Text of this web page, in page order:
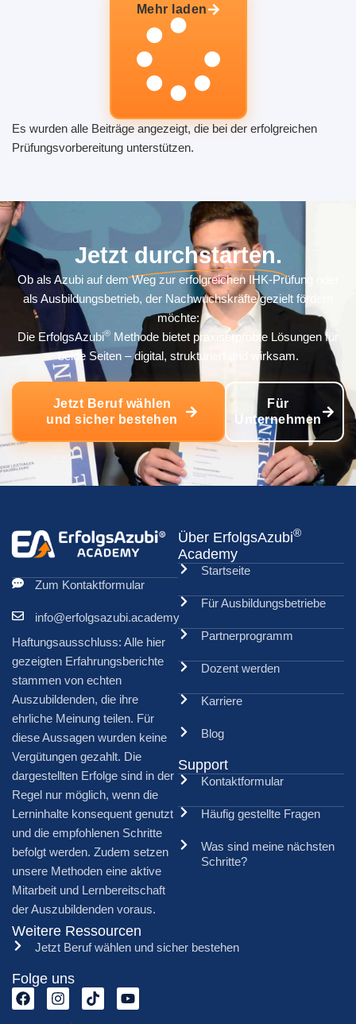
Mehr laden
Es wurden alle Beiträge angezeigt, die bei der erfolgreichen
Prüfungsvorbereitung unterstützen.
Jetzt durchstarten.
Ob als Azubi auf dem Weg zur erfolgreichen IHK-Prüfung oder
als Ausbildungsbetrieb, der Nachwuchskräfte gezielt fördern
möchte:
Die ErfolgsAzubi® Methode bietet praxiserprobte Lösungen für
beide Seiten – digital, strukturiert und wirksam.
Jetzt Beruf wählen
und sicher bestehen
Für
Unternehmen
Zum Kontaktformular
info@erfolgsazubi.academy
Haftungsausschluss: Alle hier
gezeigten Erfahrungsberichte
stammen von echten
Auszubildenden, die ihre
ehrliche Meinung teilen. Für
diese Aussagen wurden keine
Vergütungen gezahlt. Die
dargestellten Erfolge sind in der
Regel nur möglich, wenn die
Lerninhalte konsequent genutzt
und die empfohlenen Schritte
befolgt werden. Zudem setzen
unsere Methoden eine aktive
Mitarbeit und Lernbereitschaft
der Auszubildenden voraus.
Über ErfolgsAzubi®
Academy
Startseite
Für Ausbildungsbetriebe
Partnerprogramm
Dozent werden
Karriere
Blog
Support
Kontaktformular
Häufig gestellte Fragen
Was sind meine nächsten
Schritte?
Weitere Ressourcen
Jetzt Beruf wählen und sicher bestehen
Folge uns